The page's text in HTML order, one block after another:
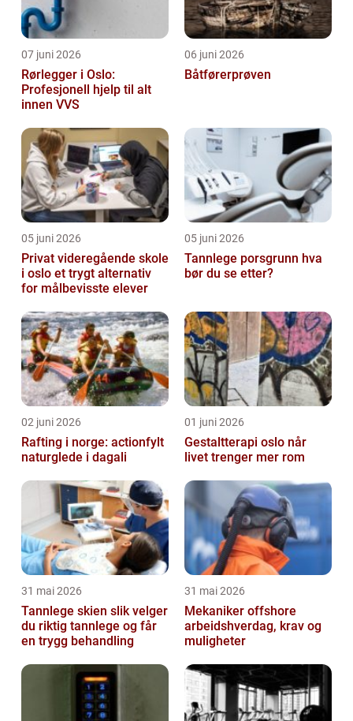
07 juni 2026
Rørlegger i Oslo:
Profesjonell hjelp til alt
innen VVS
06 juni 2026
Båtførerprøven
05 juni 2026
Privat videregående skole
i oslo et trygt alternativ
for målbevisste elever
05 juni 2026
Tannlege porsgrunn hva
bør du se etter?
02 juni 2026
Rafting i norge: actionfylt
naturglede i dagali
01 juni 2026
Gestaltterapi oslo når
livet trenger mer rom
31 mai 2026
Tannlege skien slik velger
du riktig tannlege og får
en trygg behandling
31 mai 2026
Mekaniker offshore
arbeidshverdag, krav og
muligheter